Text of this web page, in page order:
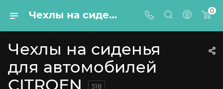
Чехлы на сиденья для автомобилей CITROEN – купить по цене от 6210 руб. с доставкой по России – Lord Autofashion 0
Чехлы на сиденья
для автомобилей
CITROEN
518